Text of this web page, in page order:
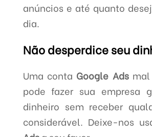
anúncios e até quanto
dia.
Não desperdice seu
Uma conta Google Adsmal
pode fazer sua empresa
dinheiro sem receber
considerável. Deixe-nos